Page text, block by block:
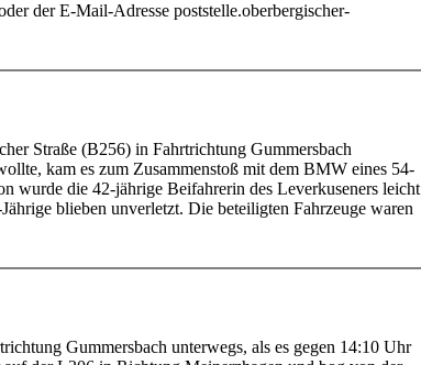
der E-Mail-Adresse poststelle.oberbergischer-
Straße (B256) in Fahrtrichtung Gummersbach
kam es zum Zusammenstoß mit dem BMW eines 54-
wurde die 42-jährige Beifahrerin des Leverkuseners leicht
blieben unverletzt. Die beteiligten Fahrzeuge waren
Gummersbach unterwegs, als es gegen 14:10 Uhr